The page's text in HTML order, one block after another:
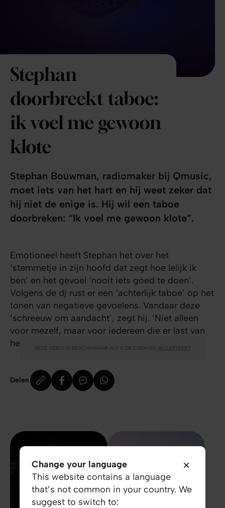
Stephan
doorbreekt taboe:
ik voel me gewoon
klote
Stephan Bouwman, radiomaker bij Qmusic,
moet iets van het hart en hij weet zeker dat
hij niet de enige is. Hij wil een taboe
doorbreken: “Ik voel me gewoon klote”.
Emotioneel heeft Stephan het over het
‘stemmetje in zijn hoofd dat zegt hoe lelijk ik
ben’ en het gevoel ‘nooit iets goed te doen’.
Volgens de dj rust er een ‘achterlijk taboe’ op het
tonen van negatieve gevoelens. Vandaar deze
‘schreeuw om aandacht’, zegt hij. ‘Niet alleen
voor mezelf, maar voor iedereen die er last van
heeft.’
Delen
Change your language
This website contains a language
that’s not common in your country. We
suggest to switch to: